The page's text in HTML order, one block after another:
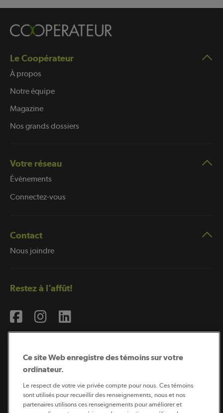
Le Coopérateur
À propos
Notre équipe
Magazine
Nos grands dossiers
Votre réseau
Évènements
Connectez-vous
Contact
Nous joindre
Restez à l’affût!
Ce site Web enregistre des témoins sur votre
ordinateur.
Le respect de votre vie privée compte pour nous. Ces témoins
sont utilisés pour recueillir des renseignements, nous et nos
partenaires utilisons ces renseignements pour améliorer et